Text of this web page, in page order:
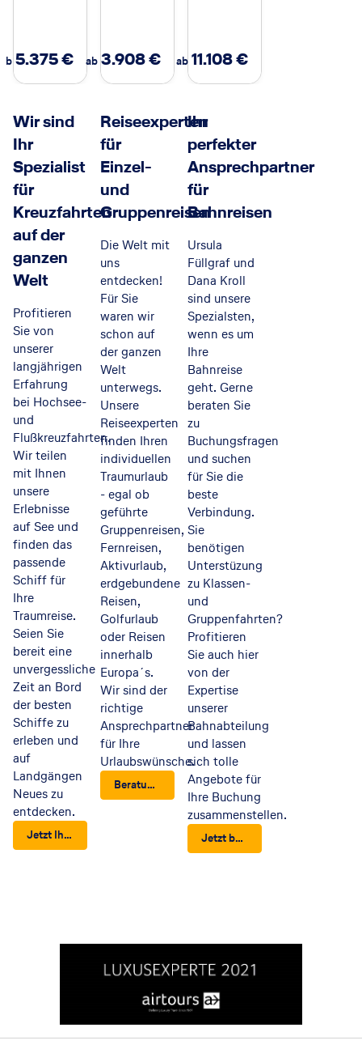
ab 5.375€ ab 3.908€ ab 11.108€
Wir sind
Ihr
Spezialist
für
Kreuzfahrten
auf der
ganzen
Welt
Profitieren
Sie von
unserer
langjährigen
Erfahrung
bei Hochsee-
und
Flußkreuzfahrten.
Wir teilen
mit Ihnen
unsere
Erlebnisse
auf See und
finden das
passende
Schiff für
Ihre
Traumreise.
Seien Sie
bereit eine
unvergessliche
Zeit an Bord
der besten
Schiffe zu
erleben und
auf
Landgängen
Neues zu
entdecken.
Jetzt Ihre nächste Kreuzfahrt finden
Reiseexperten
für
Einzel-
und
Gruppenreisen
Die Welt mit
uns
entdecken!
Für Sie
waren wir
schon auf
der ganzen
Welt
unterwegs.
Unsere
Reiseexperten
finden Ihren
individuellen
Traumurlaub
- egal ob
geführte
Gruppenreisen,
Fernreisen,
Aktivurlaub,
erdgebundene
Reisen,
Golfurlaub
oder Reisen
innerhalb
Europa´s.
Wir sind der
richtige
Ansprechpartner
für Ihre
Urlaubswünsche.
Beratungstermin vereinbaren
Ihr
perfekter
Ansprechpartner
für
Bahnreisen
Ursula
Füllgraf und
Dana Kroll
sind unsere
Spezialsten,
wenn es um
Ihre
Bahnreise
geht. Gerne
beraten Sie
zu
Buchungsfragen
und suchen
für Sie die
beste
Verbindung.
Sie
benötigen
Unterstüzung
zu Klassen-
und
Gruppenfahrten?
Profitieren
Sie auch hier
von der
Expertise
unserer
Bahnabteilung
und lassen
sich tolle
Angebote für
Ihre Buchung
zusammenstellen.
Jetzt beraten lassen